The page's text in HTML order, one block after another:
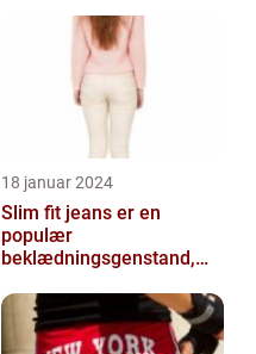
18 januar 2024
Slim fit jeans er en
populær
beklædningsgenstand,
piger verden over